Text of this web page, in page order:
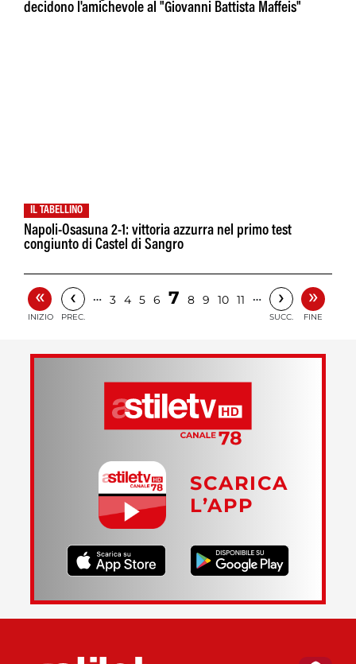
decidono l'amichevole al "Giovanni Battista Maffeis"
IL TABELLINO
Napoli-Osasuna 2-1: vittoria azzurra nel primo test
congiunto di Castel di Sangro
«
INIZIO
‹
PREC.
… 3 4 5 6 7 8 9 10 11 … ›
SUCC.
»
FINE
SCARICA
L’APP